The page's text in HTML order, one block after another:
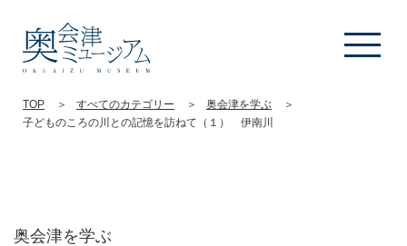
TOP すべてのカテゴリー
奥会津を学ぶ
子どものころの川との記憶を訪ねて（１） 伊南川
奥会津を学ぶ